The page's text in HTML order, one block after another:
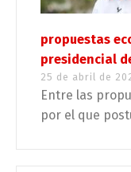
propuestas
presidencial
25 de abril de
Entre las
por el que